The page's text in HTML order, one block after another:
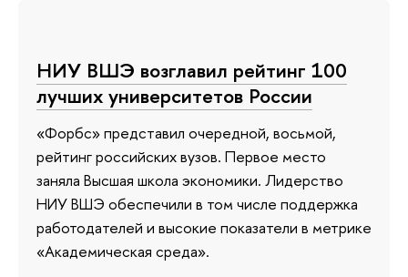
НИУ ВШЭ возглавил рейтинг 100
лучших университетов России
«Форбс» представил очередной, восьмой,
рейтинг российских вузов. Первое место
заняла Высшая школа экономики. Лидерство
НИУ ВШЭ обеспечили в том числе поддержка
работодателей и высокие показатели в метрике
«Академическая среда».